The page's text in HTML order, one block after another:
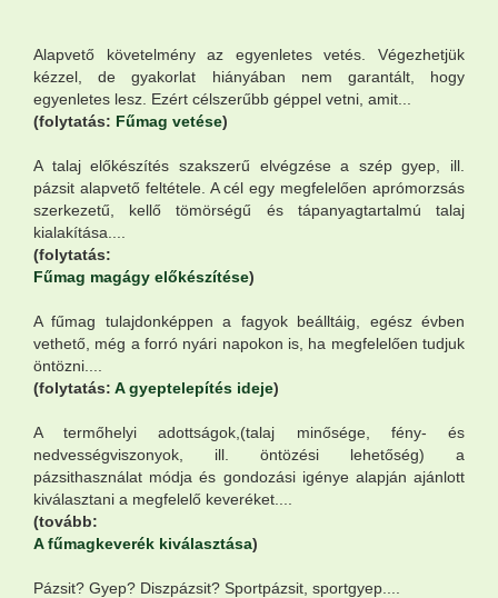
Alapvető követelmény az egyenletes vetés. Végezhetjük
kézzel, de gyakorlat hiányában nem garantált, hogy
egyenletes lesz. Ezért célszerűbb géppel vetni, amit...
(folytatás: Fűmag vetése)
A talaj előkészítés szakszerű elvégzése a szép gyep, ill.
pázsit alapvető feltétele. A cél egy megfelelően aprómorzsás
szerkezetű, kellő tömörségű és tápanyagtartalmú talaj
kialakítása....
(folytatás:
Fűmag magágy előkészítése)
A fűmag tulajdonképpen a fagyok beálltáig, egész évben
vethető, még a forró nyári napokon is, ha megfelelően tudjuk
öntözni....
(folytatás: A gyeptelepítés ideje)
A termőhelyi adottságok,(talaj minősége, fény- és
nedvességviszonyok, ill. öntözési lehetőség) a
pázsithasználat módja és gondozási igénye alapján ajánlott
kiválasztani a megfelelő keveréket....
(tovább:
A fűmagkeverék kiválasztása)
Pázsit? Gyep? Diszpázsit? Sportpázsit, sportgyep....